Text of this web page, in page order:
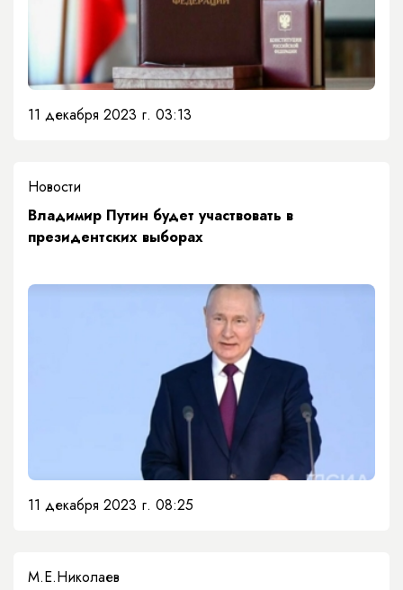
11 декабря 2023 г. 03:13
Новости
Владимир Путин будет участвовать в
президентских выборах
11 декабря 2023 г. 08:25
М.Е.Николаев